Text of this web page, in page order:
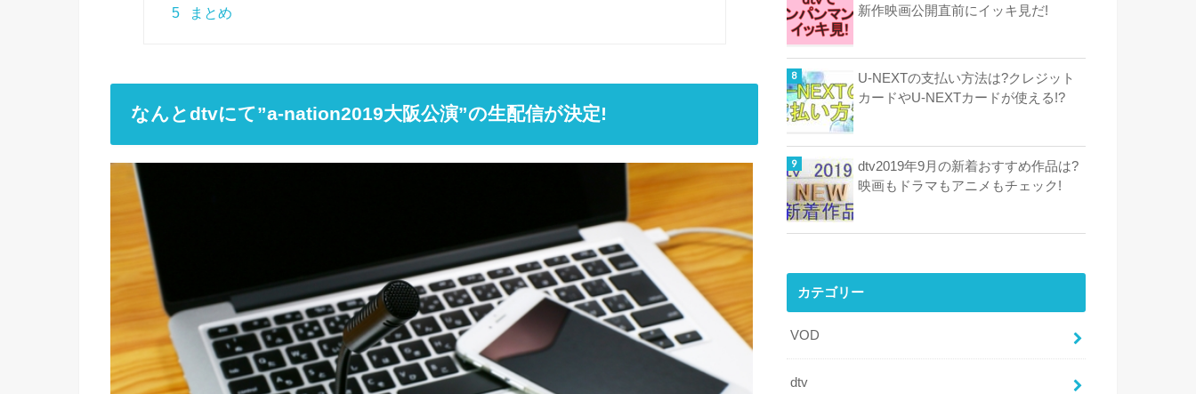
5 まとめ
なんとdtvにて”a-nation2019大阪公演”の生配信が決定!
新作映画公開直前にイッキ見だ!
U-NEXTの支払い方法は?クレジット
カードやU-NEXTカードが使える!?
dtv2019年9月の新着おすすめ作品は?
映画もドラマもアニメもチェック!
カテゴリー
VOD
dtv